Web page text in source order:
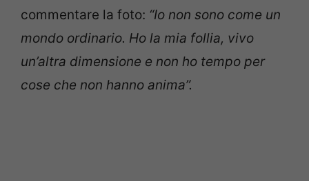
commentare la foto: “Io non sono come un
mondo ordinario. Ho la mia follia, vivo
un’altra dimensione e non ho tempo per
cose che non hanno anima”.